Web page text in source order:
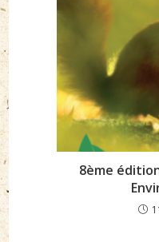
8ème